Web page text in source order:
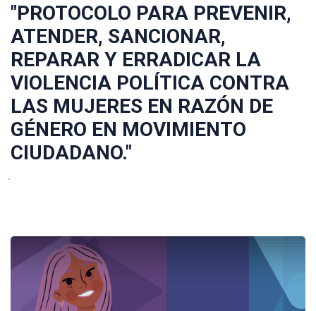
"PROTOCOLO PARA PREVENIR,
ATENDER, SANCIONAR,
REPARAR Y ERRADICAR LA
VIOLENCIA POLÍTICA CONTRA
LAS MUJERES EN RAZÓN DE
GÉNERO EN MOVIMIENTO
CIUDADANO."